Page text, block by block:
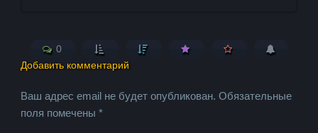
0
Добавить комментарий
Ваш адрес email не будет опубликован. Обязательные
поля помечены*